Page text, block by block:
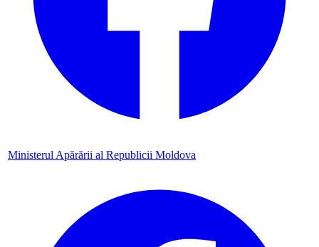
Ministerul Apărării al Republicii Moldova